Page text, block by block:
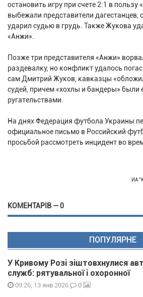
остановить игру при счете 2:1 в пользу
выбежали представители дагестанцев,
ударил судью в грудь. Также Жукова
«Анжи».
Позже три представителя «Анжи»
раздевалку, но конфликт удалось
сам Дмитрий Жуков, кавказцы
судей, причем «хохлы и бандеры»
ругательствами.
На днях Федерация футбола Украины
официальное письмо в Российский
просьбой рассмотреть инцидент во
ИА
КОМЕНТАРІВ — 0
ПОПУЛЯРНЕ
У Кривому Розі зіштовхнулися
служб: рятувальної і охоронної
09:26, 13 янв 2026 0